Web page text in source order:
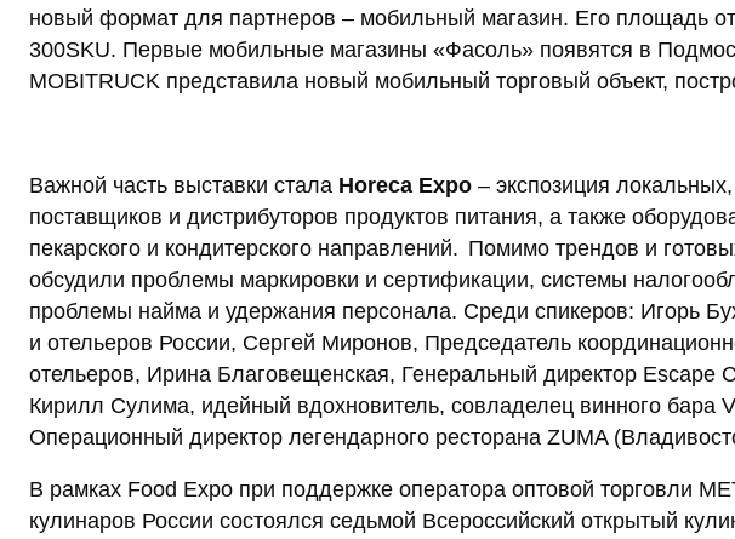
новый формат для партнеров – мобильный магазин. Его площадь
300SKU. Первые мобильные магазины «Фасоль» появятся в
MOBITRUCK представила новый мобильный торговый объект,
Важной часть выставки стала Horeca Expo – экспозиция
поставщиков и дистрибуторов продуктов питания, а также
пекарского и кондитерского направлений. Помимо трендов и
обсудили проблемы маркировки и сертификации, системы
проблемы найма и удержания персонала. Среди спикеров: Игорь
и отельеров России, Сергей Миронов, Председатель
отельеров, Ирина Благовещенская, Генеральный директор Escape
Кирилл Сулима, идейный вдохновитель, совладелец винного бара
Операционный директор легендарного ресторана ZUMA
В рамках Food Expo при поддержке оператора оптовой торговли
кулинаров России состоялся седьмой Всероссийский открытый